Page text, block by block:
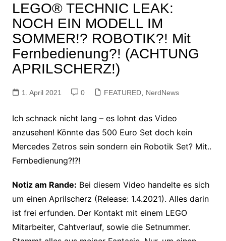
LEGO® TECHNIC LEAK:
NOCH EIN MODELL IM
SOMMER!? ROBOTIK?! Mit
Fernbedienung?! (ACHTUNG
APRILSCHERZ!)
1. April 2021 0 FEATURED, NerdNews
Ich schnack nicht lang – es lohnt das Video
anzusehen! Könnte das 500 Euro Set doch kein
Mercedes Zetros sein sondern ein Robotik Set? Mit..
Fernbedienung?!?!
Notiz am Rande: Bei diesem Video handelte es sich
um einen Aprilscherz (Release: 1.4.2021). Alles darin
ist frei erfunden. Der Kontakt mit einem LEGO
Mitarbeiter, Cahtverlauf, sowie die Setnummer.